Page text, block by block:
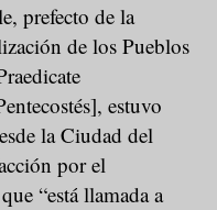
prefecto de la
de los Pueblos
estuvo
la Ciudad del
por el
“está llamada a